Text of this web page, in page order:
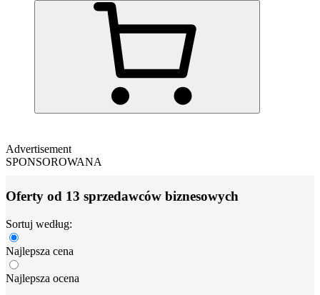
Advertisement
SPONSOROWANA
Oferty od 13 sprzedawców biznesowych
Sortuj według:
Najlepsza cena
Najlepsza ocena